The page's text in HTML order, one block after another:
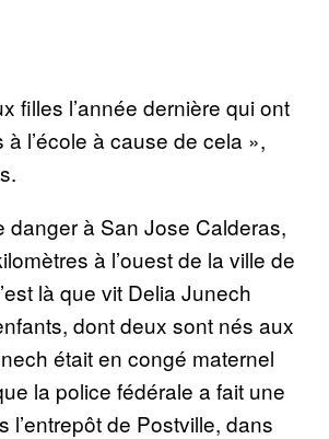
filles l’année dernière qui ont
à l’école à cause de cela »,
danger à San Jose Calderas,
à l’ouest de la ville de
là que vit Delia Junech
dont deux sont nés aux
était en congé maternel
la police fédérale a fait une
l’entrepôt de Postville, dans